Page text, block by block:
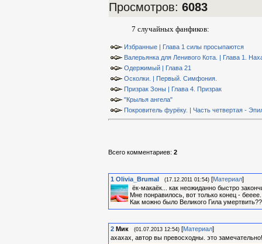
Просмотров: 6083
7 случайных фанфиков:
Избранные | Глава 1 силы просыпаются
Валерьянка для Ленивого Кота. | Глава 1.
Одержимый | Глава 21
Осколки. | Первый. Симфония.
Призрак Зоны | Глава 4. Призрак
"Крылья ангела"
Покровитель фурёку. | Часть четвертая -
Всего комментариев: 2
1 Olivia_Brumal (17.12.2011 01:54) [Материал]
ёк-макаёк... как неожиданно быстро
Мне понравилось, вот только конец -
Как можно было Великого Гила
2 Мик (01.07.2013 12:54) [Материал]
ахахах, автор вы превосходны. это